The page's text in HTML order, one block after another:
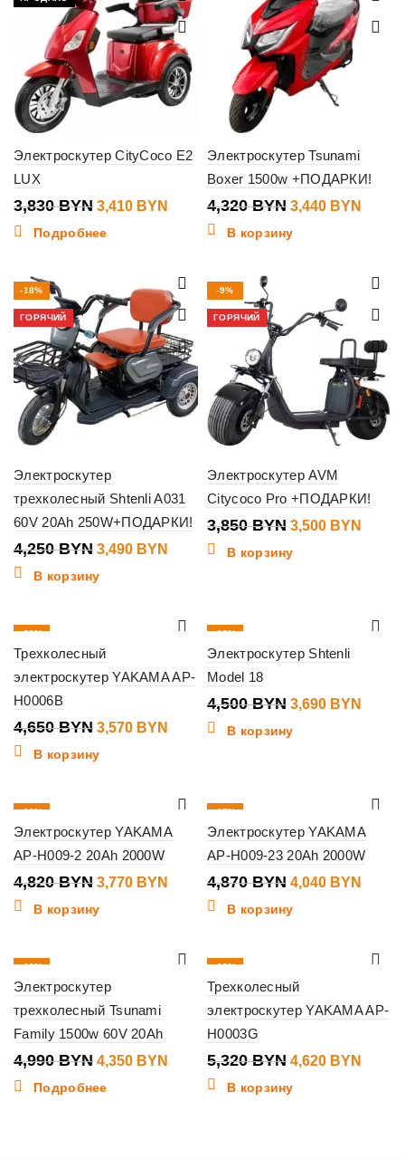
Электроскутер CityCoco E2
LUX
3,830BYN 3,410 BYN
Подробнее
Электроскутер Tsunami
Boxer 1500w +ПОДАРКИ!
4,320BYN 3,440 BYN
В корзину
-18%
ГОРЯЧИЙ
Электроскутер
трехколесный Shtenli A031
60V 20Ah 250W+ПОДАРКИ!
4,250BYN 3,490 BYN
В корзину
-9%
ГОРЯЧИЙ
Электроскутер AVM
Citycoco Pro +ПОДАРКИ!
3,850BYN 3,500 BYN
В корзину
-23%
Трехколесный
электроскутер YAKAMA AP-
H0006B
4,650BYN 3,570 BYN
В корзину
-18%
ГОРЯЧИЙ
Электроскутер Shtenli
Model 18
4,500BYN 3,690 BYN
В корзину
-22%
Электроскутер YAKAMA
AP-H009-2 20Ah 2000W
4,820BYN 3,770 BYN
В корзину
-17%
Электроскутер YAKAMA
AP-H009-23 20Ah 2000W
4,870BYN 4,040 BYN
В корзину
-13%
ПРОДАНО
Электроскутер
трехколесный Tsunami
Family 1500w 60V 20Ah
4,990BYN 4,350 BYN
Подробнее
-13%
Трехколесный
электроскутер YAKAMA AP-
H0003G
5,320BYN 4,620 BYN
В корзину